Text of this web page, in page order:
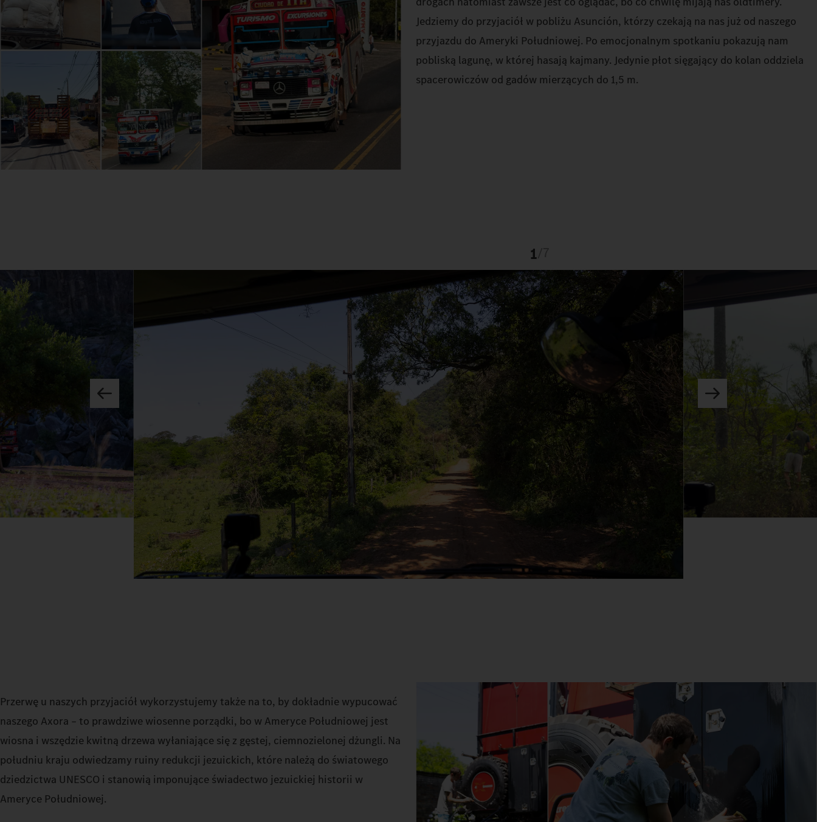
Jedziemy do przyjaciół w pobliżu Asunción, którzy czekają na nas już od naszego
przyjazdu do Ameryki Południowej. Po emocjonalnym spotkaniu pokazują nam
pobliską lagunę, w której hasają kajmany. Jedynie płot sięgający do kolan oddziela
spacerowiczów od gadów mierzących do 1,5 m.
1
Przerwę u naszych przyjaciół wykorzystujemy także na to, by dokładnie wypucować
naszego Axora – to prawdziwe wiosenne porządki, bo w Ameryce Południowej jest
wiosna i wszędzie kwitną drzewa wyłaniające się z gęstej, ciemnozielonej dżungli. Na
południu kraju odwiedzamy ruiny redukcji jezuickich, które należą do światowego
dziedzictwa UNESCO i stanowią imponujące świadectwo jezuickiej historii w
Ameryce Południowej.